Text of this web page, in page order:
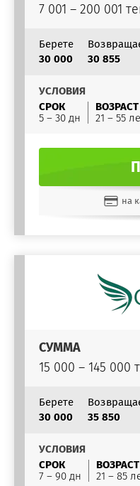
7 001 – 200 001
Берете
30 000
30 855
УСЛОВИЯ
СРОК
5 – 30 дн
ВОЗРАСТ
21 – 55
на
СУММА
15 000 – 145 000
Берете
30 000
35 850
УСЛОВИЯ
СРОК
7 – 90 дн
ВОЗРАСТ
21 – 85